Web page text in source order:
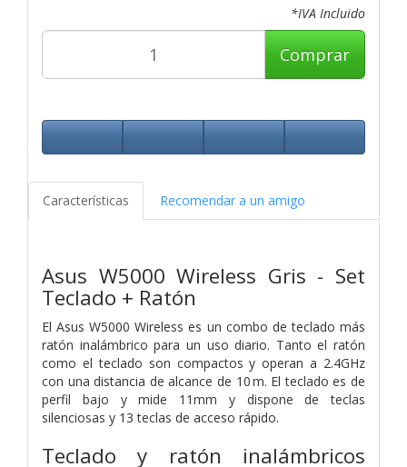
*IVA Incluido
Comprar
Características Recomendar a un amigo
Asus W5000 Wireless Gris - Set
Teclado + Ratón
El Asus W5000 Wireless es un combo de teclado más
ratón inalámbrico para un uso diario. Tanto el ratón
como el teclado son compactos y operan a 2.4GHz
con una distancia de alcance de 10 m. El teclado es de
perfil bajo y mide 11mm y dispone de teclas
silenciosas y 13 teclas de acceso rápido.
Teclado y ratón inalámbricos